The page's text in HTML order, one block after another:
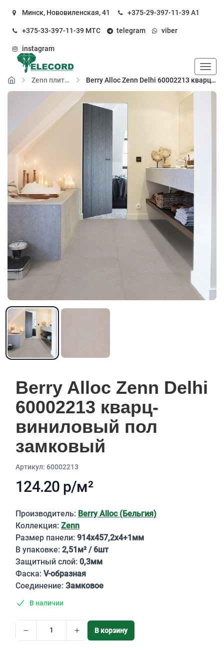
Минск, Нововиленская, 41 +375-29-397-11-39А1
+375-33-397-11-39 МТС telegram viber
instagram
Zenn плитка замок 03
Berry Alloc Zenn Delhi 60002213 кварц-виниловый пол замковый
Berry Alloc Zenn Delhi
60002213 кварц-
виниловый пол
замковый
Aртикул: 60002213
124.20 р/м²
Описание
Производитель: Berry Alloc (Бельгия)
Коллекция: Zenn
Размер панели: 914х457,2х4+1мм
В упаковке: 2,51м² / 6шт
Защитный слой: 0,3мм
Фаска: V-образная
Соединение: Замковое
В наличии
В корзину